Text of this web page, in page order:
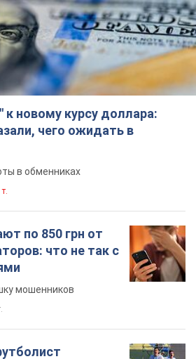
в обменниках
по 850 грн от
что не так с
мошенников
уже на
Видео